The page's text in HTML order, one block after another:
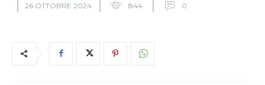
26 OTTOBRE 2024 844 0